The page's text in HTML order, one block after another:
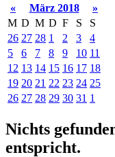
«
März 2018
»
M D M D F S
S
26 27 28 1 2 3
4
5
6 7 8 9 10 11
12 13 14 15 16 17 18
19 20 21 22 23 24 25
26 27 28 29 30 31 1
Nichts
entspricht.